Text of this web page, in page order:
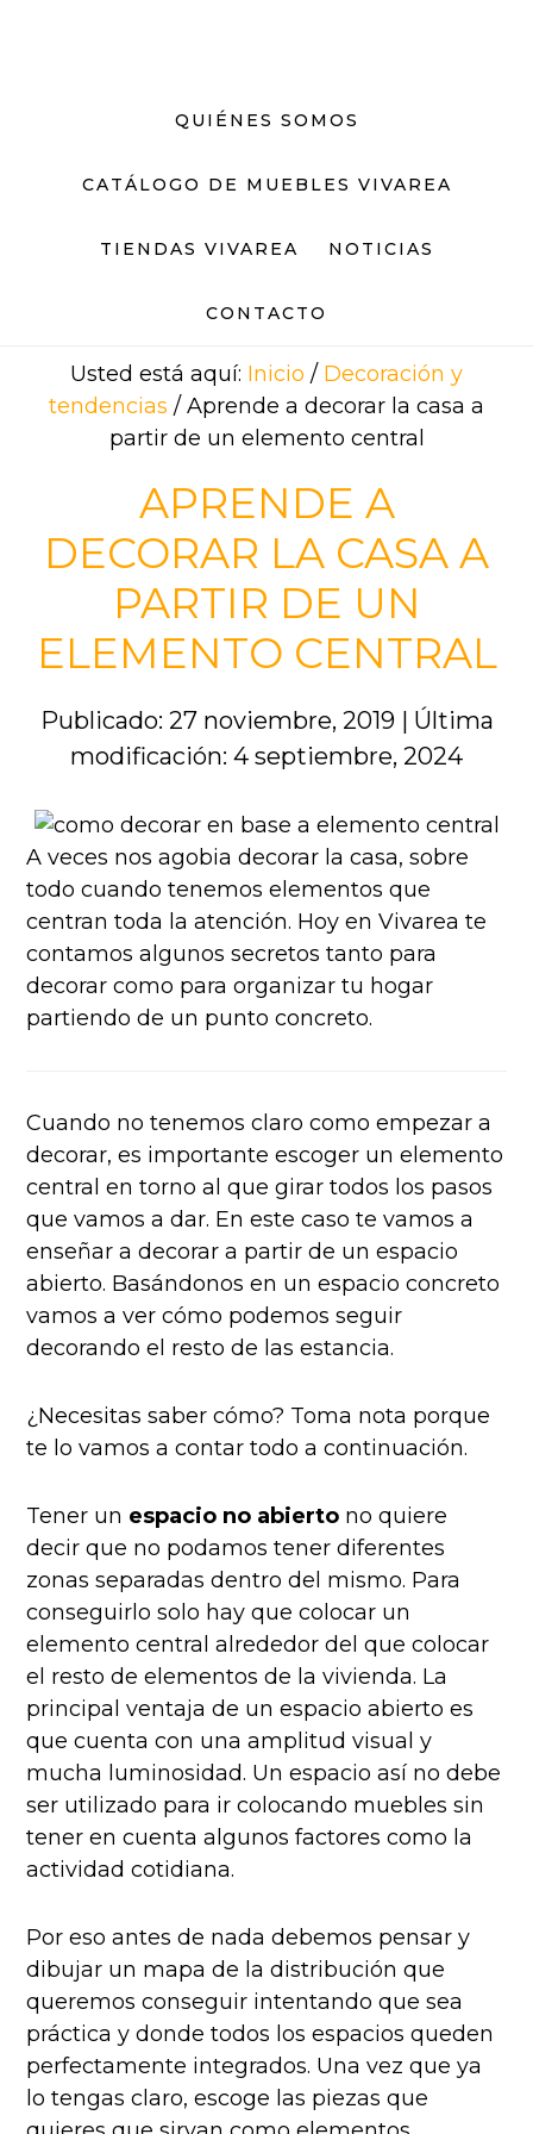
QUIÉNES SOMOS
CATÁLOGO DE MUEBLES VIVAREA
TIENDAS VIVAREA NOTICIAS
CONTACTO
Usted está aquí: Inicio / Decoración y
tendencias / Aprende a decorar la casa a
partir de un elemento central
APRENDE A
DECORAR LA CASA A
PARTIR DE UN
ELEMENTO CENTRAL
Publicado: 27 noviembre, 2019| Última
modificación: 4 septiembre, 2024
A veces nos agobia decorar la casa, sobre
todo cuando tenemos elementos que
centran toda la atención. Hoy en Vivarea te
contamos algunos secretos tanto para
decorar como para organizar tu hogar
partiendo de un punto concreto.
Cuando no tenemos claro como empezar a
decorar, es importante escoger un elemento
central en torno al que girar todos los pasos
que vamos a dar. En este caso te vamos a
enseñar a decorar a partir de un espacio
abierto. Basándonos en un espacio concreto
vamos a ver cómo podemos seguir
decorando el resto de las estancia.
¿Necesitas saber cómo? Toma nota porque
te lo vamos a contar todo a continuación.
Tener un espacio no abierto no quiere
decir que no podamos tener diferentes
zonas separadas dentro del mismo. Para
conseguirlo solo hay que colocar un
elemento central alrededor del que colocar
el resto de elementos de la vivienda. La
principal ventaja de un espacio abierto es
que cuenta con una amplitud visual y
mucha luminosidad. Un espacio así no debe
ser utilizado para ir colocando muebles sin
tener en cuenta algunos factores como la
actividad cotidiana.
Por eso antes de nada debemos pensar y
dibujar un mapa de la distribución que
queremos conseguir intentando que sea
práctica y donde todos los espacios queden
perfectamente integrados. Una vez que ya
lo tengas claro, escoge las piezas que